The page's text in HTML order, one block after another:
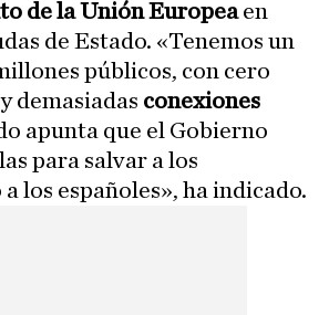
de la Unión Europeaen
de Estado. «Tenemos un
públicos, con cero
demasiadas conexiones
apunta que el Gobierno
para salvar a los
los españoles», ha indicado.